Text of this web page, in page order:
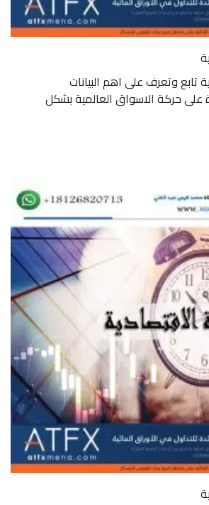
تابع وتعرف على اهم البيانات
على حركة الاسواق العالمية بشكل